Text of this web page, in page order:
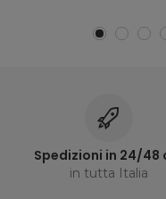
Spedizioni in 24/48
in tutta Italia